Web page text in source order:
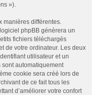
»).
manières différentes.
phpBB génèrera un
fichiers téléchargés
de votre ordinateur. Les deux
utilisateur et un
automatiquement
cookie sera créé lors de
de ce fait tous les
d’améliorer votre confort